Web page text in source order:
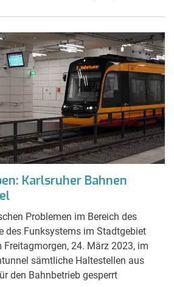
Karlsruher Bahnen
Problemen im Bereich des
des Funksystems im Stadtgebiet
Freitagmorgen, 24. März 2023, im
sämtliche Haltestellen aus
den Bahnbetrieb gesperrt